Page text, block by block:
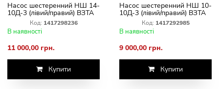
Насос шестеренний НШ 14-
10Д-3 (лівий/правий) ВЗТА
Код: 1417298236
В наявності
11 000,00 грн.
Купити
Насос шестеренний НШ 10-
10Д-3 (лівий/правий) ВЗТА
Код: 1417292985
В наявності
9 000,00 грн.
Купити